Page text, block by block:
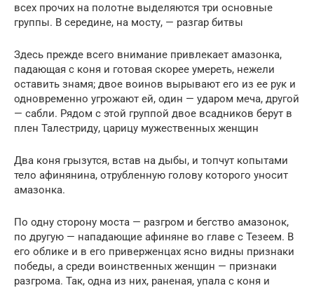
всех прочих на полотне выделяются три основные
группы. В середине, на мосту, — разгар битвы
Здесь прежде всего внимание привлекает амазонка,
падающая с коня и готовая скорее умереть, нежели
оставить знамя; двое воинов вырывают его из ее рук и
одновременно угрожают ей, один — ударом меча, другой
— сабли. Рядом с этой группой двое всадников берут в
плен Талестриду, царицу мужественных женщин
Два коня грызутся, встав на дыбы, и топчут копытами
тело афинянина, отрубленную голову которого уносит
амазонка.
По одну сторону моста — разгром и бегство амазонок,
по другую — нападающие афиняне во главе с Тезеем. В
его облике и в его приверженцах ясно видны признаки
победы, а среди воинственных женщин — признаки
разгрома. Так, одна из них, раненая, упала с коня и